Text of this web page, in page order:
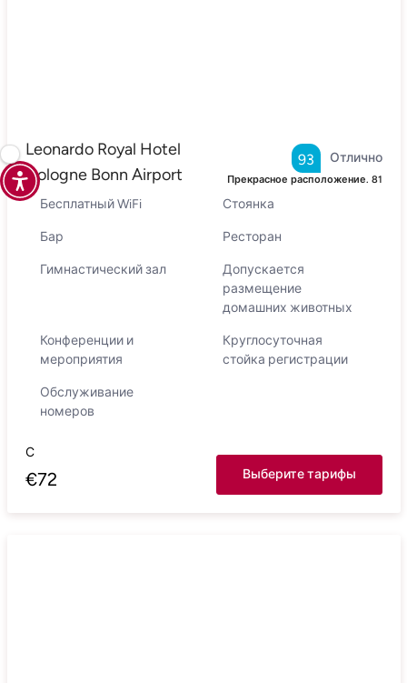
Leonardo Royal Hotel
Cologne Bonn Airport
Отлично
93
Прекрасное расположение. 81
Бесплатный WiFi Стоянка
Бар Ресторан
Гимнастический зал
Допускается
размещение
домашних животных
Конференции и
мероприятия
Круглосуточная
стойка регистрации
Обслуживание
номеров
С
€72 Выберите тарифы